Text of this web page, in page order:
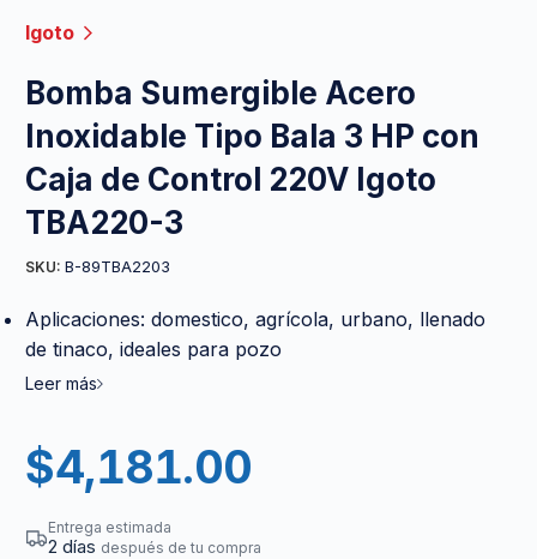
Igoto
Bomba Sumergible Acero
Inoxidable Tipo Bala 3 HP con
Caja de Control 220V Igoto
TBA220-3
SKU: B-89TBA2203
Aplicaciones: domestico, agrícola, urbano, llenado
de tinaco, ideales para pozo
Leer más
$4,181.00
Entrega estimada
2 días después de tu compra